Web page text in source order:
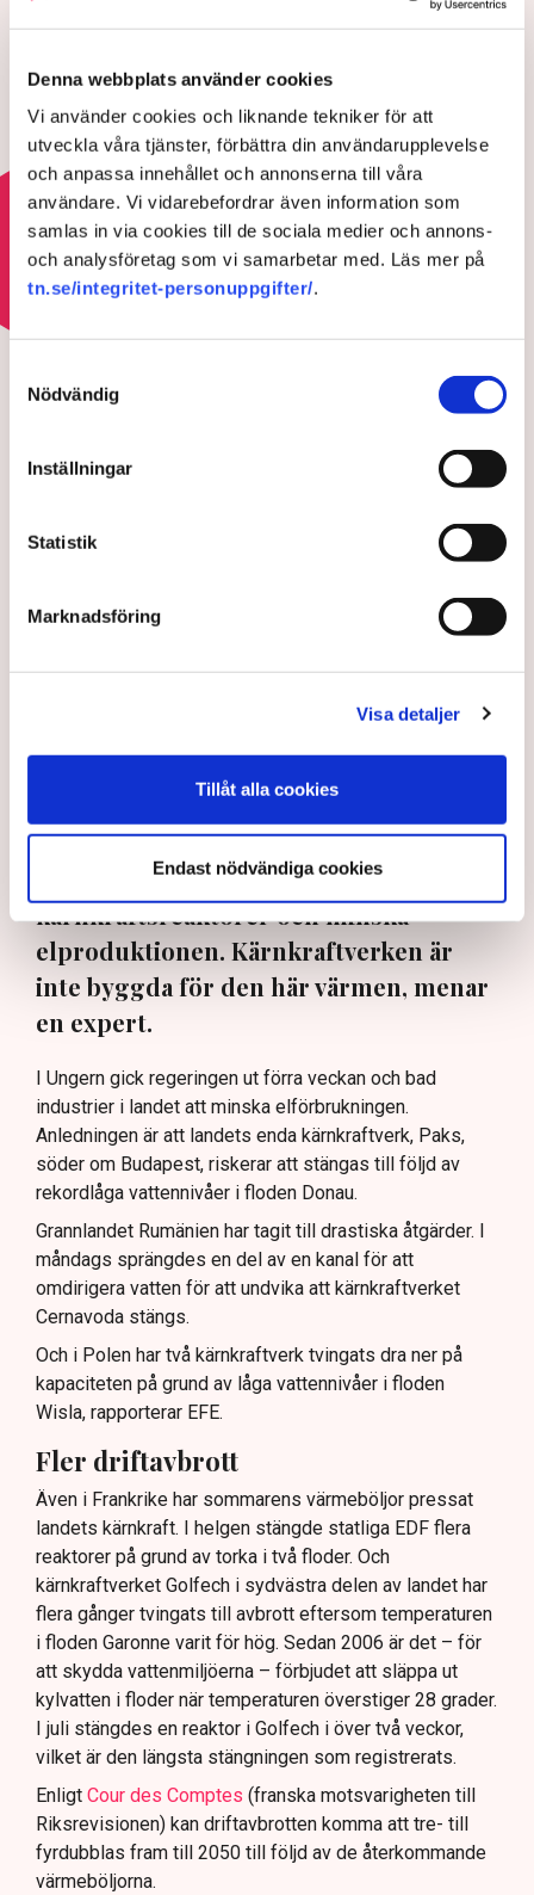
Denna webbplats använder cookies
Vi använder cookies och liknande tekniker för att
utveckla våra tjänster, förbättra din användarupplevelse
och anpassa innehållet och annonserna till våra
användare. Vi vidarebefordrar även information som
samlas in via cookies till de sociala medier och annons-
och analysföretag som vi samarbetar med. Läs mer på
tn.se/integritet-personuppgifter/.
Nödvändig
Inställningar
Statistik
Marknadsföring
Visa detaljer
Tillåt alla cookies
Endast nödvändiga cookies
5 AUGUSTI 2026 |
Utredare ska se över
kritiserade elnätsavgifter
Läs mer om elkrisen
ELKRISEN
Värme och torka pressar
Europas kärnkraft
Moselle. Bilden från 2022. Bild: Jean-Francois Badias/AP/TT
Extremvärme och uttorkade floder i
Europa pressar flera länder att stänga
kärnkraftsreaktorer och minska
elproduktionen. Kärnkraftverken är
inte byggda för den här värmen, menar
en expert.
I Ungern gick regeringen ut förra veckan och bad
industrier i landet att minska elförbrukningen.
Anledningen är att landets enda kärnkraftverk, Paks,
söder om Budapest, riskerar att stängas till följd av
rekordlåga vattennivåer i floden Donau.
Grannlandet Rumänien har tagit till drastiska åtgärder. I
måndags sprängdes en del av en kanal för att
omdirigera vatten för att undvika att kärnkraftverket
Cernavoda stängs.
Och i Polen har två kärnkraftverk tvingats dra ner på
kapaciteten på grund av låga vattennivåer i floden
Wisla, rapporterar EFE.
Fler driftavbrott
Även i Frankrike har sommarens värmeböljor pressat
landets kärnkraft. I helgen stängde statliga EDF flera
reaktorer på grund av torka i två floder. Och
kärnkraftverket Golfech i sydvästra delen av landet har
flera gånger tvingats till avbrott eftersom temperaturen
i floden Garonne varit för hög. Sedan 2006 är det – för
att skydda vattenmiljöerna – förbjudet att släppa ut
kylvatten i floder när temperaturen överstiger 28 grader.
I juli stängdes en reaktor i Golfech i över två veckor,
vilket är den längsta stängningen som registrerats.
Enligt Cour des Comptes (franska motsvarigheten till
Riksrevisionen) kan driftavbrotten komma att tre- till
fyrdubblas fram till 2050 till följd av de återkommande
värmeböljorna.